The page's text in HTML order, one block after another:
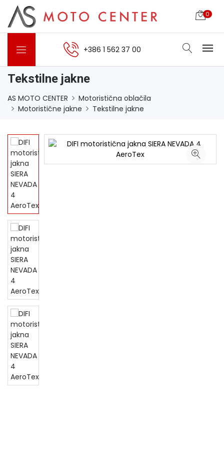
0
+386 1 562 37 00
Tekstilne jakne
AS MOTO CENTER
Motoristična oblačila
Motoristične jakne
Tekstilne jakne